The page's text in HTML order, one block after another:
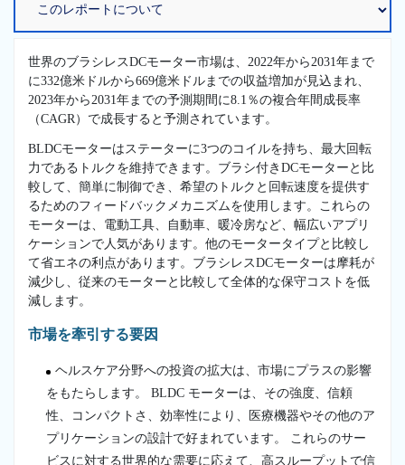
世界のブラシレスDCモーター市場は、2022年から2031年まで
に332億米ドルから669億米ドルまでの収益増加が見込まれ、
2023年から2031年までの予測期間に8.1％の複合年間成長率
（CAGR）で成長すると予測されています。
BLDCモーターはステーターに3つのコイルを持ち、最大回転
力であるトルクを維持できます。ブラシ付きDCモーターと比
較して、簡単に制御でき、希望のトルクと回転速度を提供す
るためのフィードバックメカニズムを使用します。これらの
モーターは、電動工具、自動車、暖冷房など、幅広いアプリ
ケーションで人気があります。他のモータータイプと比較し
て省エネの利点があります。ブラシレスDCモーターは摩耗が
減少し、従来のモーターと比較して全体的な保守コストを低
減します。
市場を牽引する要因
ヘルスケア分野への投資の拡大は、市場にプラスの影響
をもたらします。 BLDC モーターは、その強度、信頼
性、コンパクトさ、効率性により、医療機器やその他のア
プリケーションの設計で好まれています。 これらのサー
ビスに対する世界的な需要に応えて、高スループットで信